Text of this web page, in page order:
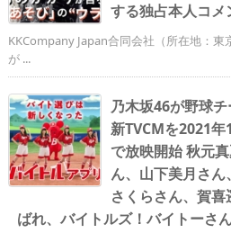
する独占本人コ
KKCompany Japan合同会社（所在地：東
が ...
乃木坂46が野球チ
新TVCMを2021
で放映開始 秋元
ん、山下美月さ
さくらさん、賀
ばれ、バイトルズ！バイトーさ